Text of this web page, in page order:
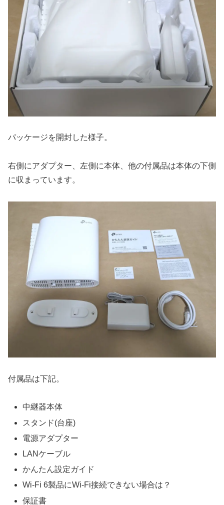
パッケージを開封した様子。
右側にアダプター、左側に本体、他の付属品は本体の下側
に収まっています。
付属品は下記。
中継器本体
スタンド(台座)
電源アダプター
LANケーブル
かんたん設定ガイド
Wi-Fi 6製品にWi-Fi接続できない場合は？
保証書